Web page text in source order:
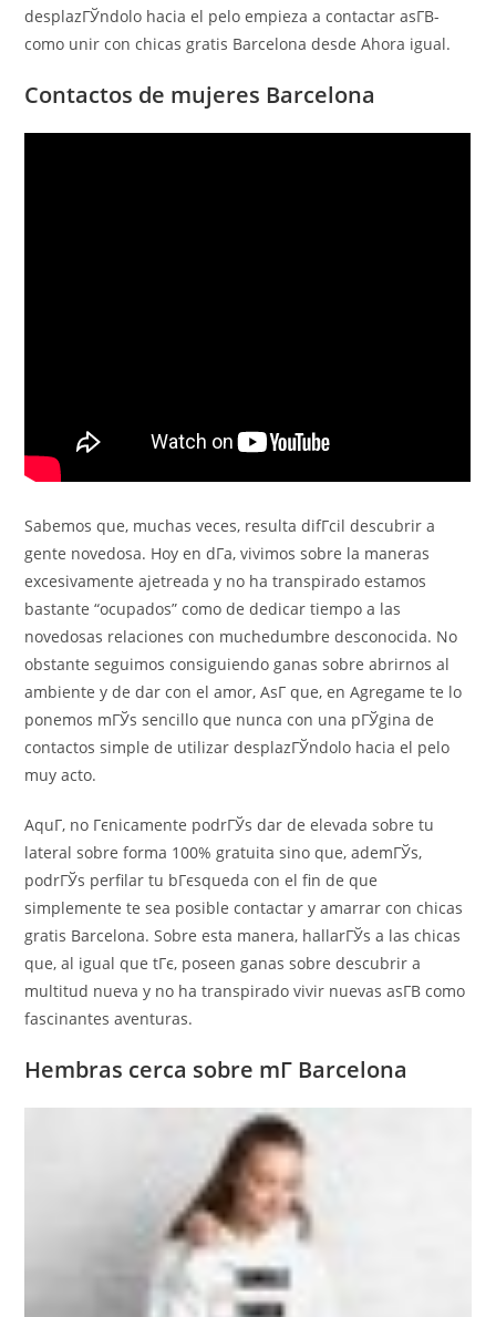
desplazГЎndolo hacia el pelo empieza a contactar asГ­В­
como unir con chicas gratis Barcelona desde Ahora igual.
Contactos de mujeres Barcelona
Sabemos que, muchas veces, resulta difГ­cil descubrir a
gente novedosa. Hoy en dГ­a, vivimos sobre la maneras
excesivamente ajetreada y no ha transpirado estamos
bastante “ocupados” como de dedicar tiempo a las
novedosas relaciones con muchedumbre desconocida. No
obstante seguimos consiguiendo ganas sobre abrirnos al
ambiente y de dar con el amor, AsГ­ que, en Agregame te lo
ponemos mГЎs sencillo que nunca con una pГЎgina de
contactos simple de utilizar desplazГЎndolo hacia el pelo
muy acto.
AquГ­, no Гєnicamente podrГЎs dar de elevada sobre tu
lateral sobre forma 100% gratuita sino que, ademГЎs,
podrГЎs perfilar tu bГєsqueda con el fin de que
simplemente te sea posible contactar y amarrar con chicas
gratis Barcelona. Sobre esta manera, hallarГЎs a las chicas
que, al igual que tГє, poseen ganas sobre descubrir a
multitud nueva y no ha transpirado vivir nuevas asГ­В­ como
fascinantes aventuras.
Hembras cerca sobre mГ­ Barcelona